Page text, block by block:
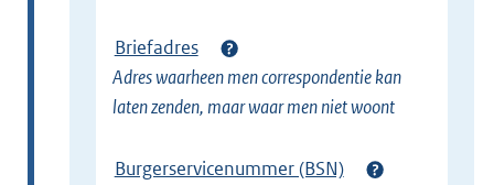
Briefadres
Adres waarheen men correspondentie kan
laten zenden, maar waar men niet woont
Burgerservicenummer (BSN)